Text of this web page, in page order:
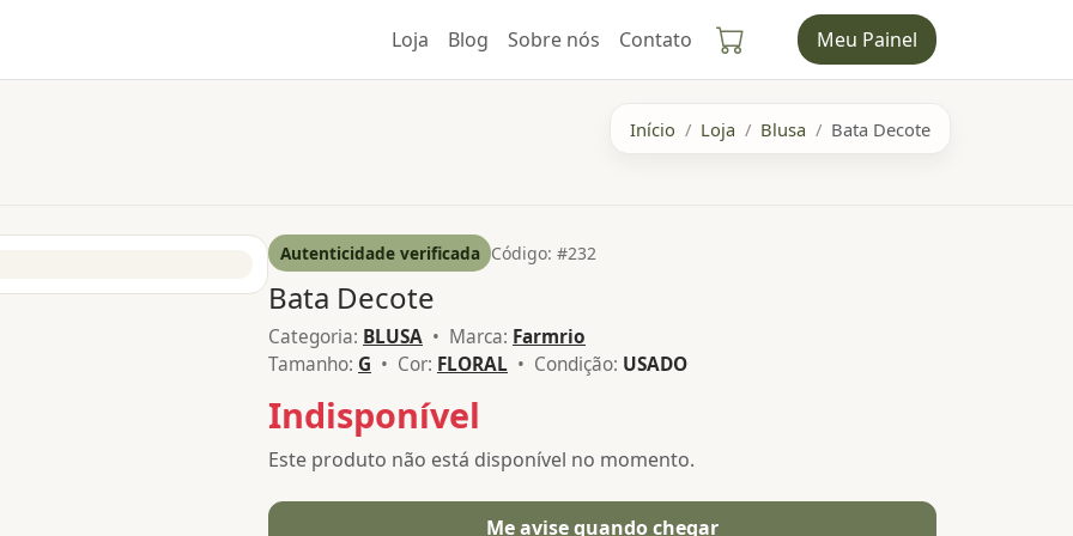
Loja Blog Sobre nós Contato Meu Painel
Início Loja Blusa Bata Decote
Autenticidade verificada Código: #232
Bata Decote
Categoria: BLUSA • Marca: Farmrio
Tamanho: G • Cor: FLORAL • Condição: USADO
Indisponível
Este produto não está disponível no momento.
Me avise quando chegar